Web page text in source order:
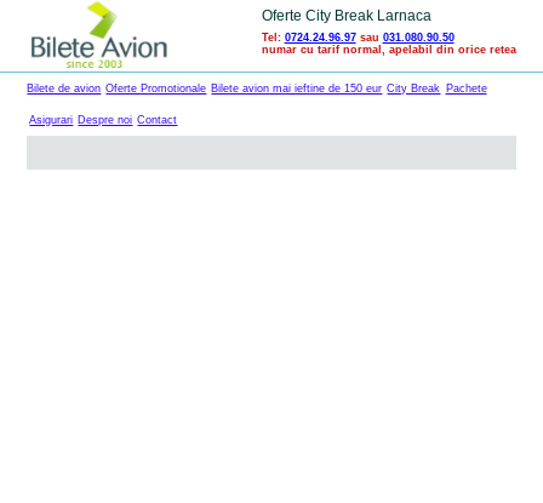
Oferte City Break Larnaca
Tel: 0724.24.96.97sau 031.080.90.50
numar cu tarif normal, apelabil din orice retea
Bilete de avion Oferte Promotionale Bilete avion mai ieftine de 150 eur City Break Pachete
Asigurari Despre noi Contact